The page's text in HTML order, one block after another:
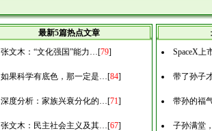
最新5篇热点文章
张文木：“文化强国”能力…[79]
如果科学有底色，那一定是…[84]
深度分析：家族兴衰分化的…[71]
张文木：民主社会主义及其…[67]
SpaceX
带了孙子
带孙的福
子孙满堂